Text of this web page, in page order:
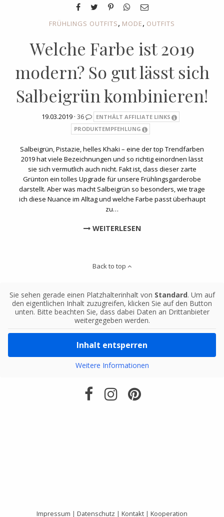
FRÜHLINGS OUTFITS, MODE, OUTFITS
Welche Farbe ist 2019
modern? So gut lässt sich
Salbeigrün kombinieren!
19.03.2019 · 36
ENTHÄLT AFFILIATE LINKS
PRODUKTEMPFEHLUNG
Salbeigrün, Pistazie, helles Khaki – eine der top Trendfarben
2019 hat viele Bezeichnungen und so richtig einordnen lässt
sie sich vermutlich auch nicht. Fakt ist, dass dieser zarte
Grünton ein tolles Upgrade für unsere Frühlingsgarderobe
darstellt. Aber was macht Salbeigrün so besonders, wie trage
ich diese Nuance im Alltag und welche Farbe passt überhaupt
zu…
WEITERLESEN
Back to top
Sie sehen gerade einen Platzhalterinhalt von Standard. Um auf
den eigentlichen Inhalt zuzugreifen, klicken Sie auf den Button
unten. Bitte beachten Sie, dass dabei Daten an Drittanbieter
weitergegeben werden.
Inhalt entsperren
Weitere Informationen
Impressum | Datenschutz | Kontakt | Kooperation